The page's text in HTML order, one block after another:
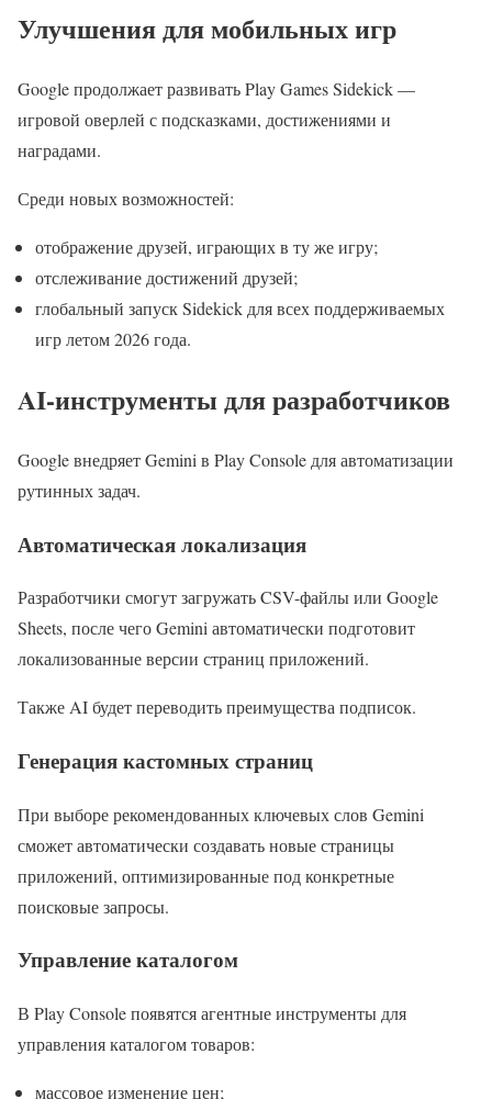
Улучшения для мобильных игр
Google продолжает развивать Play Games Sidekick —
игровой оверлей с подсказками, достижениями и
наградами.
Среди новых возможностей:
отображение друзей, играющих в ту же игру;
отслеживание достижений друзей;
глобальный запуск Sidekick для всех поддерживаемых
игр летом 2026 года.
AI-инструменты для разработчиков
Google внедряет Gemini в Play Console для автоматизации
рутинных задач.
Автоматическая локализация
Разработчики смогут загружать CSV-файлы или Google
Sheets, после чего Gemini автоматически подготовит
локализованные версии страниц приложений.
Также AI будет переводить преимущества подписок.
Генерация кастомных страниц
При выборе рекомендованных ключевых слов Gemini
сможет автоматически создавать новые страницы
приложений, оптимизированные под конкретные
поисковые запросы.
Управление каталогом
В Play Console появятся агентные инструменты для
управления каталогом товаров:
массовое изменение цен;